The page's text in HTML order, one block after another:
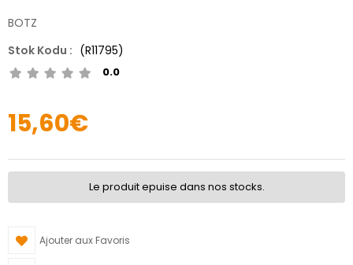
BOTZ
(R11795)
0.0
15,60€
Le produit epuise dans nos stocks.
Ajouter aux Favoris